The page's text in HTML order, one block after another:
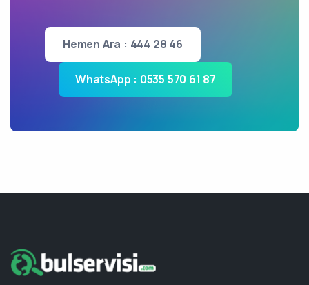
Hemen Ara : 444 28 46
WhatsApp : 0535 570 61 87